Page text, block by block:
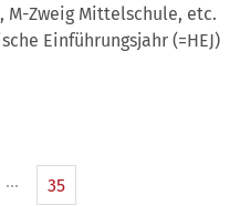
M-Zweig Mittelschule, etc.
Einführungsjahr (=HEJ)
35